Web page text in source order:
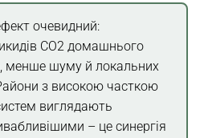
очевидний:
CO2 домашнього
менше шуму й локальних
з високою часткою
виглядають
– це синергія